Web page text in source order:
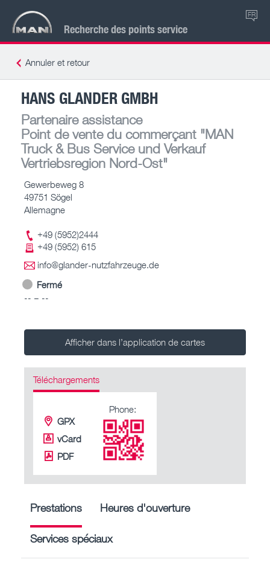
Recherche des points service
FR
Annuler et retour
HANS GLANDER GMBH
Partenaire assistance
Point de vente du commerçant "MAN
Truck & Bus Service und Verkauf
Vertriebsregion Nord-Ost"
Gewerbeweg 8
49751 Sögel
Allemagne
+49 (5952)2444
+49 (5952) 615
info@glander-nutzfahrzeuge.de
Fermé
-- – --
Afficher dans l’application de cartes
Téléchargements
GPX
vCard
PDF
Phone:
Prestations Heures d'ouverture
Services spéciaux